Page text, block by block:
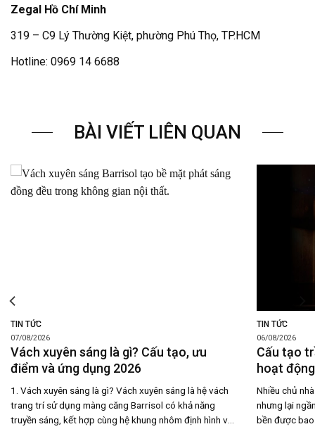
Zegal Hồ Chí Minh
319 – C9 Lý Thường Kiệt, phường Phú Thọ, TP.HCM
Hotline: 0969 14 6688
BÀI VIẾT LIÊN QUAN
TIN TỨC
07/08/2026
Vách xuyên sáng là gì? Cấu tạo, ưu
điểm và ứng dụng 2026
1. Vách xuyên sáng là gì? Vách xuyên sáng là hệ vách
trang trí sử dụng màng căng Barrisol có khả năng
truyền sáng, kết hợp cùng hệ khung nhôm định hình và
TIN TỨC
06/08/2026
Cấu tạo
hoạt
Nhiều chủ
nhưng lại
bền được